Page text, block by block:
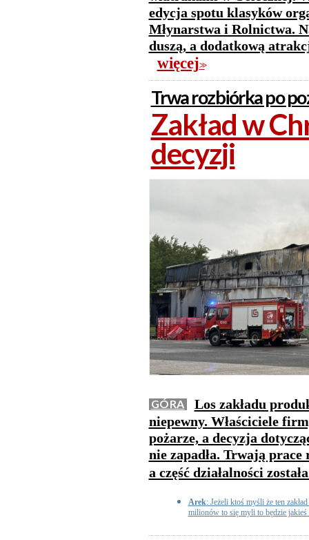
edycja spotu klasyków
Młynarstwa i Rolnictwa.
duszą, a dodatkową
więcej>>
Trwa rozbiórka po
Zakład w
decyzji
GÓRA
Los zakładu
niepewny. Właściciele
pożarze, a decyzja
nie zapadła. Trwają
a część działalności
Arek: Jeżeli ktoś myśli że ten
milionów to się myli to będzie